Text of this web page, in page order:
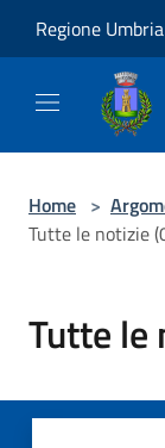
Regione Umbria
Home >
Tutte le notizie
Tutte le